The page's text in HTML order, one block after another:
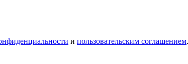
и пользовательским соглашением